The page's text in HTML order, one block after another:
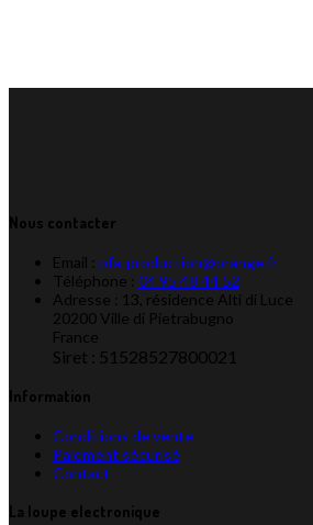
Nous contacter
Email : pfa-production@orange.fr
Téléphone : 04 95 48 44 52
Adresse : 13, résidence Alti di Luce
20200 Ville di Pietrabugno
France
Siret : 51528527800021
Information
Conditions de vente
Paiement sécurisé
Contact
La loupe electronique